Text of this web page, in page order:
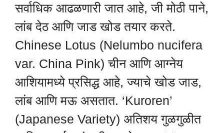
सर्वाधिक आढळणारी जात आहे, जी मोठी पाने,
लांब देठ आणि जाड खोड तयार करते.
Chinese Lotus (Nelumbo nucifera
var. China Pink) चीन आणि आग्नेय
आशियामध्ये प्रसिद्ध आहे, ज्याचे खोड जाड,
लांब आणि मऊ असतात. ‘Kuroren’
(Japanese Variety) अतिशय गुळगुळीत